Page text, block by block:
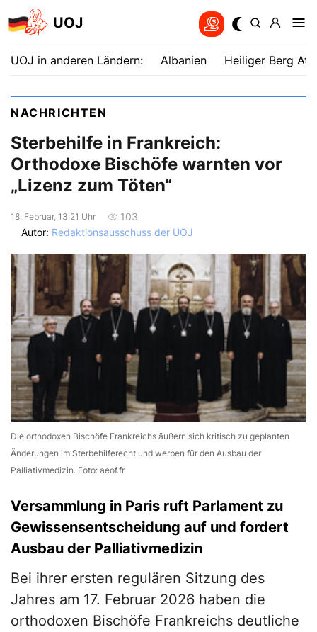
UOJ
UOJ in anderen Ländern: Albanien Heiliger Berg
NACHRICHTEN
Sterbehilfe in Frankreich:
Orthodoxe Bischöfe warnten vor
„Lizenz zum Töten“
18. Februar, 13:21 Uhr
103
Autor: Redaktionsausschuss der UOJ
Die orthodoxen Bischöfe Frankreichs äußern sich kritisch zu geplanten
Änderungen im Sterbehilferecht und werben für den Ausbau der
Palliativmedizin. Foto: aeof.fr
Versammlung in Paris ruft Parlament zu
Gewissensentscheidung auf und fordert
Ausbau der Palliativmedizin
Bei ihrer ersten regulären Sitzung des
Jahres am 17. Februar 2026 haben die
orthodoxen Bischöfe Frankreichs deutliche